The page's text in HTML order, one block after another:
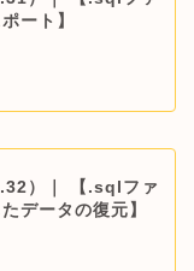
ート】
）｜ 【.sqlファ
データの復元】